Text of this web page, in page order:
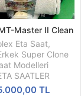
SEPETE
EKLE
Master II Clean
Two Tone Kordon
Kadran REF
0001
Eta Saat,
Super Clone
Modelleri
SAATLER
TL